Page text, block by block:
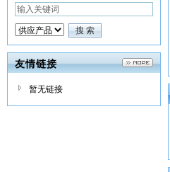
友情链接
暂无链接